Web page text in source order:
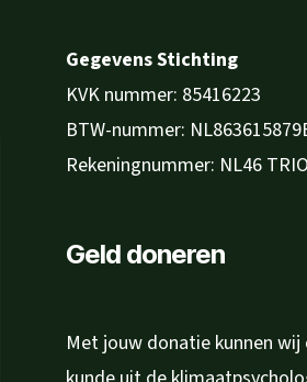
Gegevens Stichting
KVK nummer: 85416223
BTW-nummer:
Rekeningnummer: NL46
Geld doneren
Met jouw donatie kunnen